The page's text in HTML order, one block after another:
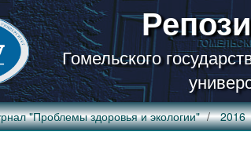
Гомельского
"Проблемы здоровья и экологии" 2016